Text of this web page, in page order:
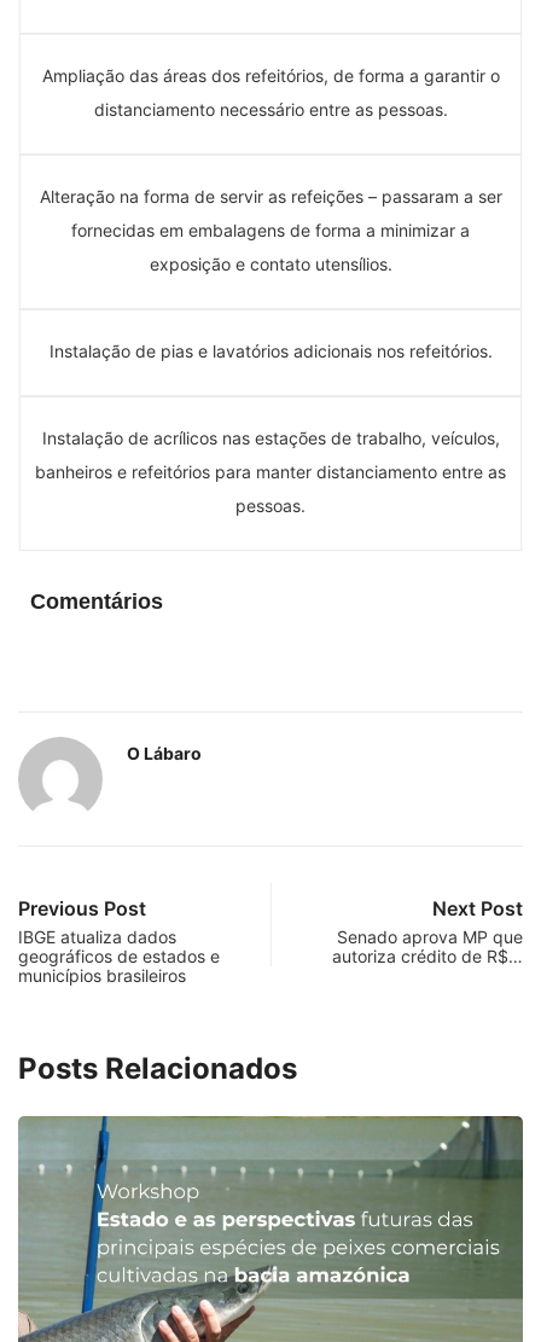
Ampliação das áreas dos refeitórios, de forma a garantir o
distanciamento necessário entre as pessoas.
Alteração na forma de servir as refeições – passaram a ser
fornecidas em embalagens de forma a minimizar a
exposição e contato utensílios.
Instalação de pias e lavatórios adicionais nos refeitórios.
Instalação de acrílicos nas estações de trabalho, veículos,
banheiros e refeitórios para manter distanciamento entre as
pessoas.
Comentários
O Lábaro
Previous Post
IBGE atualiza dados
geográficos de estados e
municípios brasileiros
Next Post
Senado aprova MP que
autoriza crédito de R$…
Posts Relacionados